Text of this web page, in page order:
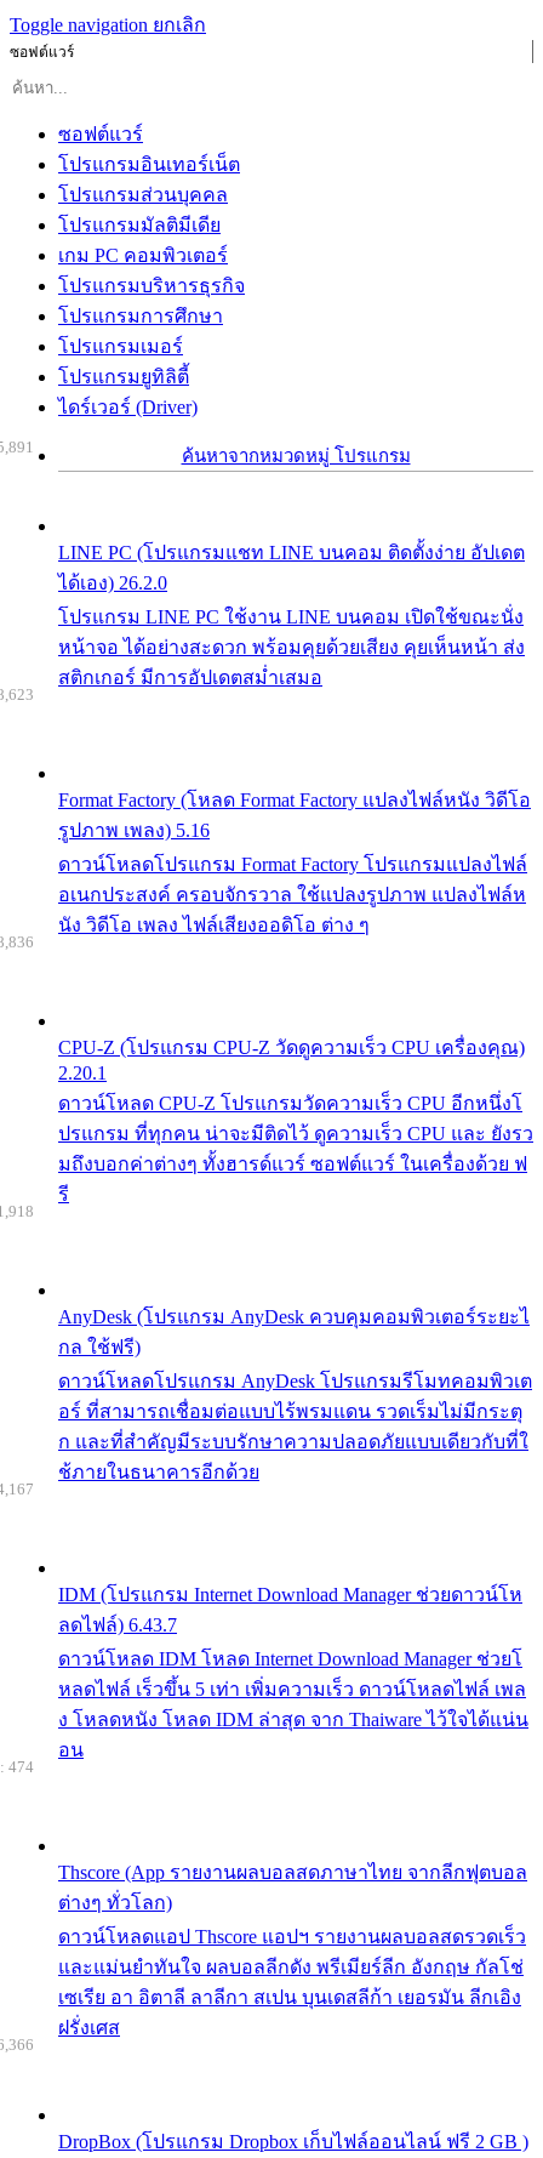
Toggle navigation ยกเลิก
ซอฟต์แวร์
ซอฟต์แวร์
โปรแกรมอินเทอร์เน็ต
โปรแกรมส่วนบุคคล
โปรแกรมมัลติมีเดีย
เกม PC คอมพิวเตอร์
โปรแกรมบริหารธุรกิจ
โปรแกรมการศึกษา
โปรแกรมเมอร์
โปรแกรมยูทิลิตี้
ไดร์เวอร์ (Driver)
ค้นหาจากหมวดหมู่ โปรแกรม
LINE PC (โปรแกรมแชท LINE บนคอม ติดตั้งง่าย อัปเดต
ได้เอง) 26.2.0
โปรแกรม LINE PC ใช้งาน LINE บนคอม เปิดใช้ขณะนั่ง
หน้าจอ ได้อย่างสะดวก พร้อมคุยด้วยเสียง คุยเห็นหน้า ส่ง
สติกเกอร์ มีการอัปเดตสม่ำเสมอ
Format Factory (โหลด Format Factory แปลงไฟล์หนัง วิดีโอ
รูปภาพ เพลง) 5.16
ดาวน์โหลดโปรแกรม Format Factory โปรแกรมแปลงไฟล์
อเนกประสงค์ ครอบจักรวาล ใช้แปลงรูปภาพ แปลงไฟล์ห
นัง วิดีโอ เพลง ไฟล์เสียงออดิโอ ต่าง ๆ
CPU-Z (โปรแกรม CPU-Z วัดดูความเร็ว CPU เครื่องคุณ)
2.20.1
ดาวน์โหลด CPU-Z โปรแกรมวัดความเร็ว CPU อีกหนึ่งโ
ปรแกรม ที่ทุกคน น่าจะมีติดไว้ ดูความเร็ว CPU และ ยังรว
มถึงบอกค่าต่างๆ ทั้งฮารด์แวร์ ซอฟต์แวร์ ในเครื่องด้วย ฟ
รี
AnyDesk (โปรแกรม AnyDesk ควบคุมคอมพิวเตอร์ระยะไ
กล ใช้ฟรี)
ดาวน์โหลดโปรแกรม AnyDesk โปรแกรมรีโมทคอมพิวเต
อร์ ที่สามารถเชื่อมต่อแบบไร้พรมแดน รวดเร็มไม่มีกระตุ
ก และที่สำคัญมีระบบรักษาความปลอดภัยแบบเดียวกับที่ใ
ช้ภายในธนาคารอีกด้วย
IDM (โปรแกรม Internet Download Manager ช่วยดาวน์โห
ลดไฟล์) 6.43.7
ดาวน์โหลด IDM โหลด Internet Download Manager ช่วยโ
หลดไฟล์ เร็วขึ้น 5 เท่า เพิ่มความเร็ว ดาวน์โหลดไฟล์ เพล
ง โหลดหนัง โหลด IDM ล่าสุด จาก Thaiware ไว้ใจได้แน่น
อน
Thscore (App รายงานผลบอลสดภาษาไทย จากลีกฟุตบอล
ต่างๆ ทั่วโลก)
ดาวน์โหลดแอป Thscore แอปฯ รายงานผลบอลสดรวดเร็ว
และแม่นยำทันใจ ผลบอลลีกดัง พรีเมียร์ลีก อังกฤษ กัลโช่
เซเรีย อา อิตาลี ลาลีกา สเปน บุนเดสลีก้า เยอรมัน ลีกเอิง
ฝรั่งเศส
474
DropBox (โปรแกรม Dropbox เก็บไฟล์ออนไลน์ ฟรี 2 GB )